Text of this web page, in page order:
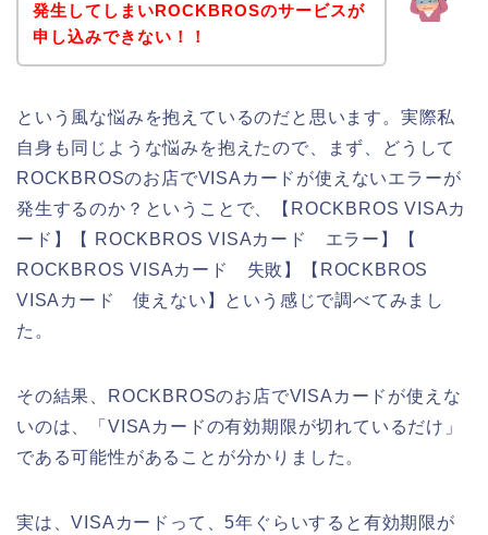
発生してしまいROCKBROSのサービスが
申し込みできない！！
という風な悩みを抱えているのだと思います。実際私
自身も同じような悩みを抱えたので、まず、どうして
ROCKBROSのお店でVISAカードが使えないエラーが
発生するのか？ということで、【ROCKBROS VISAカ
ード】【 ROCKBROS VISAカード エラー】【
ROCKBROS VISAカード 失敗】【ROCKBROS
VISAカード 使えない】という感じで調べてみまし
た。
その結果、ROCKBROSのお店でVISAカードが使えな
いのは、「VISAカードの有効期限が切れているだけ」
である可能性があることが分かりました。
実は、VISAカードって、5年ぐらいすると有効期限が